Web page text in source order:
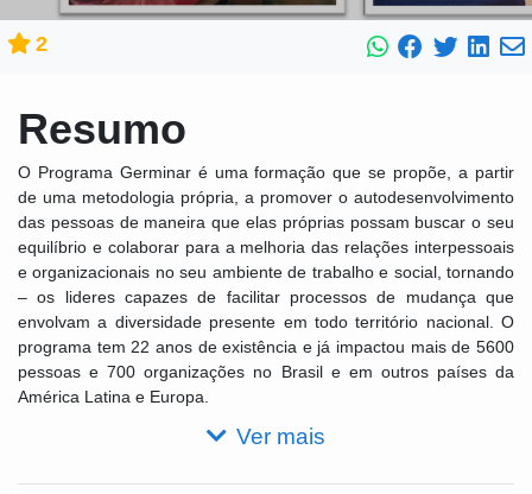
2
Resumo
O Programa Germinar é uma formação que se propõe, a partir
de uma metodologia própria, a promover o autodesenvolvimento
das pessoas de maneira que elas próprias possam buscar o seu
equilíbrio e colaborar para a melhoria das relações interpessoais
e organizacionais no seu ambiente de trabalho e social, tornando
– os lideres capazes de facilitar processos de mudança que
envolvam a diversidade presente em todo território nacional. O
programa tem 22 anos de existência e já impactou mais de 5600
pessoas e 700 organizações no Brasil e em outros países da
América Latina e Europa.
Ver mais